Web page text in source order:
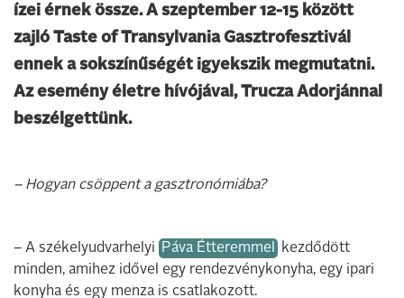
ízei érnek össze. A szeptember 12-15 között
zajló Taste of Transylvania Gasztrofesztivál
ennek a sokszínűségét igyekszik megmutatni.
Az esemény életre hívójával, Trucza Adorjánnal
beszélgettünk.
– Hogyan csöppent a gasztronó­miába?
– A székelyudvarhelyi Páva Étteremmel
kezdődött
minden, amihez idővel egy rendezvénykonyha, egy ipari
konyha és egy menza is csatlakozott.